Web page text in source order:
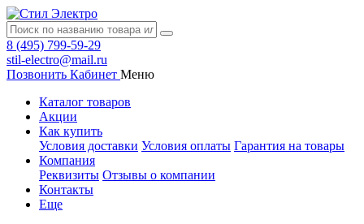
8 (495) 799-59-29
stil-electro@mail.ru
Позвонить Кабинет Меню
Каталог товаров
Акции
Как купить
Условия доставки Условия оплаты Гарантия на товары
Компания
Реквизиты Отзывы о компании
Контакты
Еще